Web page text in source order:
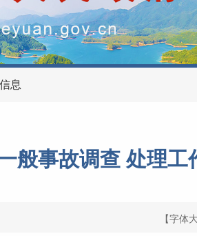
息
般事故调查 处理工
【字体